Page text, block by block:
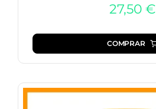
27,50€
COMPRAR